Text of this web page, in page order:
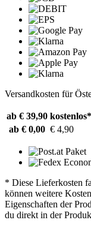
Versandkosten für
ab € 39,90 kostenlos*
ab € 0,00 € 4,90
* Diese Lieferkosten
können weitere
Eigenschaften der
du direkt in der